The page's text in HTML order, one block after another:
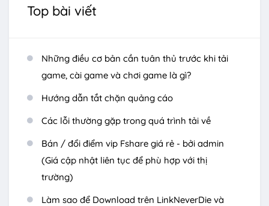
Top bài viết
Những điều cơ bản cần tuân thủ trước khi tải
game, cài game và chơi game là gì?
Hướng dẫn tắt chặn quảng cáo
Các lỗi thường gặp trong quá trình tải về
Bán / đổi điểm vip Fshare giá rẻ - bởi admin
(Giá cập nhật liên tục để phù hợp với thị
trường)
Làm sao để Download trên LinkNeverDie và